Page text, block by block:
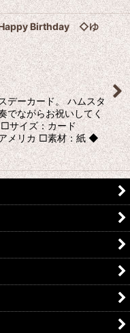
Happy Birthday ◇ゆ
デーカード。 ハムスタ
でながらお祝いしてく
サイズ：カード
メリカ □素材：紙 ◆